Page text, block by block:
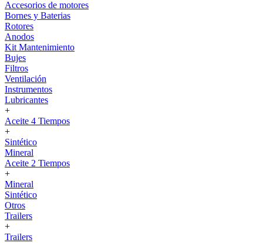
Accesorios de motores
Bornes y Baterias
Rotores
Anodos
Kit Mantenimiento
Bujes
Filtros
Ventilación
Instrumentos
Lubricantes
+
Aceite 4 Tiempos
+
Sintético
Mineral
Aceite 2 Tiempos
+
Mineral
Sintético
Otros
Trailers
+
Trailers